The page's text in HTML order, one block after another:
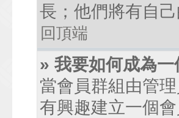
長；他們將有自己
回頂端
» 我要如何成為
當會員群組由管
有興趣建立一個